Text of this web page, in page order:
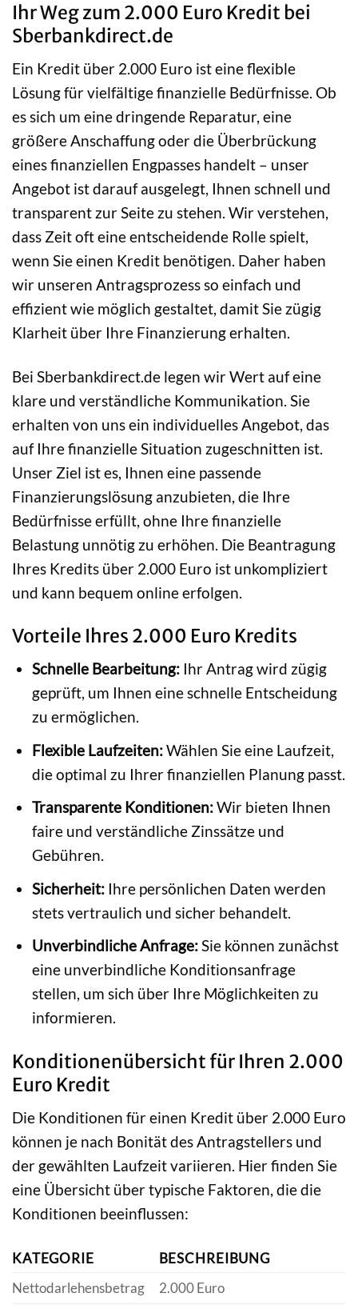
Ihr Weg zum 2.000 Euro Kredit bei
Sberbankdirect.de
Ein Kredit über 2.000 Euro ist eine flexible
Lösung für vielfältige finanzielle Bedürfnisse. Ob
es sich um eine dringende Reparatur, eine
größere Anschaffung oder die Überbrückung
eines finanziellen Engpasses handelt – unser
Angebot ist darauf ausgelegt, Ihnen schnell und
transparent zur Seite zu stehen. Wir verstehen,
dass Zeit oft eine entscheidende Rolle spielt,
wenn Sie einen Kredit benötigen. Daher haben
wir unseren Antragsprozess so einfach und
effizient wie möglich gestaltet, damit Sie zügig
Klarheit über Ihre Finanzierung erhalten.
Bei Sberbankdirect.de legen wir Wert auf eine
klare und verständliche Kommunikation. Sie
erhalten von uns ein individuelles Angebot, das
auf Ihre finanzielle Situation zugeschnitten ist.
Unser Ziel ist es, Ihnen eine passende
Finanzierungslösung anzubieten, die Ihre
Bedürfnisse erfüllt, ohne Ihre finanzielle
Belastung unnötig zu erhöhen. Die Beantragung
Ihres Kredits über 2.000 Euro ist unkompliziert
und kann bequem online erfolgen.
Vorteile Ihres 2.000 Euro Kredits
Schnelle Bearbeitung:Ihr Antrag wird zügig
geprüft, um Ihnen eine schnelle Entscheidung
zu ermöglichen.
Flexible Laufzeiten:Wählen Sie eine Laufzeit,
die optimal zu Ihrer finanziellen Planung passt.
Transparente Konditionen:Wir bieten Ihnen
faire und verständliche Zinssätze und
Gebühren.
Sicherheit:Ihre persönlichen Daten werden
stets vertraulich und sicher behandelt.
Unverbindliche Anfrage:Sie können zunächst
eine unverbindliche Konditionsanfrage
stellen, um sich über Ihre Möglichkeiten zu
informieren.
Konditionenübersicht für Ihren 2.000
Euro Kredit
Die Konditionen für einen Kredit über 2.000 Euro
können je nach Bonität des Antragstellers und
der gewählten Laufzeit variieren. Hier finden Sie
eine Übersicht über typische Faktoren, die die
Konditionen beeinflussen:
KATEGORIE
BESCHREIBUNG
Nettodarlehensbetrag
2.000 Euro